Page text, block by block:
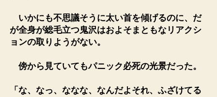
いかにも不思議そうに太い首を傾げるのに、だ
が全身が総毛立つ鬼沢はおよそまともなリアクシ
ョンの取りようがない。
傍から見ていてもパニック必死の光景だった。
「な、なっ、ななな、なんだよそれ、ふざけてる